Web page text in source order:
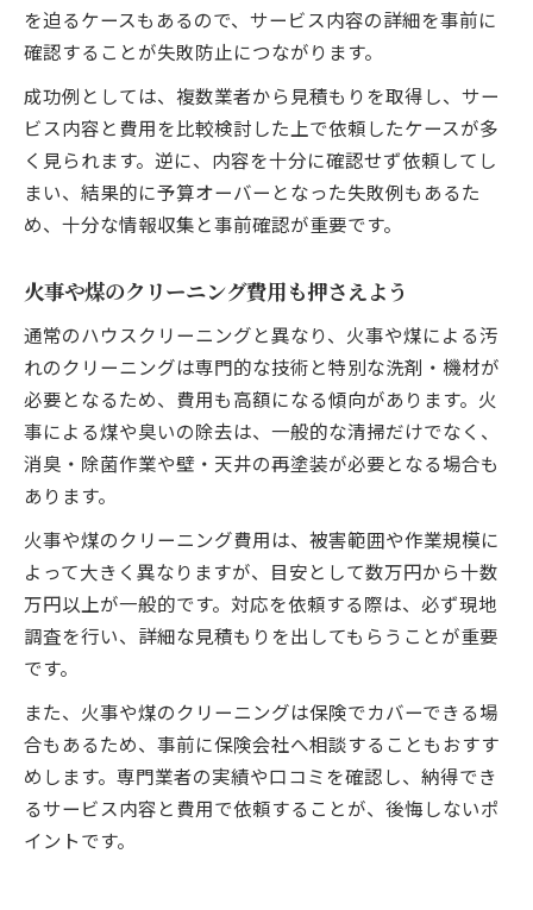
を迫るケースもあるので、サービス内容の詳細を事前に
確認することが失敗防止につながります。
成功例としては、複数業者から見積もりを取得し、サー
ビス内容と費用を比較検討した上で依頼したケースが多
く見られます。逆に、内容を十分に確認せず依頼してし
まい、結果的に予算オーバーとなった失敗例もあるた
め、十分な情報収集と事前確認が重要です。
火事や煤のクリーニング費用も押さえよう
通常のハウスクリーニングと異なり、火事や煤による汚
れのクリーニングは専門的な技術と特別な洗剤・機材が
必要となるため、費用も高額になる傾向があります。火
事による煤や臭いの除去は、一般的な清掃だけでなく、
消臭・除菌作業や壁・天井の再塗装が必要となる場合も
あります。
火事や煤のクリーニング費用は、被害範囲や作業規模に
よって大きく異なりますが、目安として数万円から十数
万円以上が一般的です。対応を依頼する際は、必ず現地
調査を行い、詳細な見積もりを出してもらうことが重要
です。
また、火事や煤のクリーニングは保険でカバーできる場
合もあるため、事前に保険会社へ相談することもおすす
めします。専門業者の実績や口コミを確認し、納得でき
るサービス内容と費用で依頼することが、後悔しないポ
イントです。